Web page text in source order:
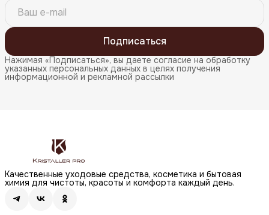
Подписаться
Нажимая «Подписаться», вы даете согласие на обработку
указанных персональных данных в целях получения
информационной и рекламной рассылки
Качественные уходовые средства, косметика и бытовая
химия для чистоты, красоты и комфорта каждый день.